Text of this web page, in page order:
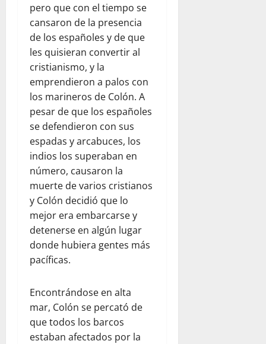
pero que con el tiempo se
cansaron de la presencia
de los españoles y de que
les quisieran convertir al
cristianismo, y la
emprendieron a palos con
los marineros de Colón. A
pesar de que los españoles
se defendieron con sus
espadas y arcabuces, los
indios los superaban en
número, causaron la
muerte de varios cristianos
y Colón decidió que lo
mejor era embarcarse y
detenerse en algún lugar
donde hubiera gentes más
pacíficas.
Encontrándose en alta
mar, Colón se percató de
que todos los barcos
estaban afectados por la